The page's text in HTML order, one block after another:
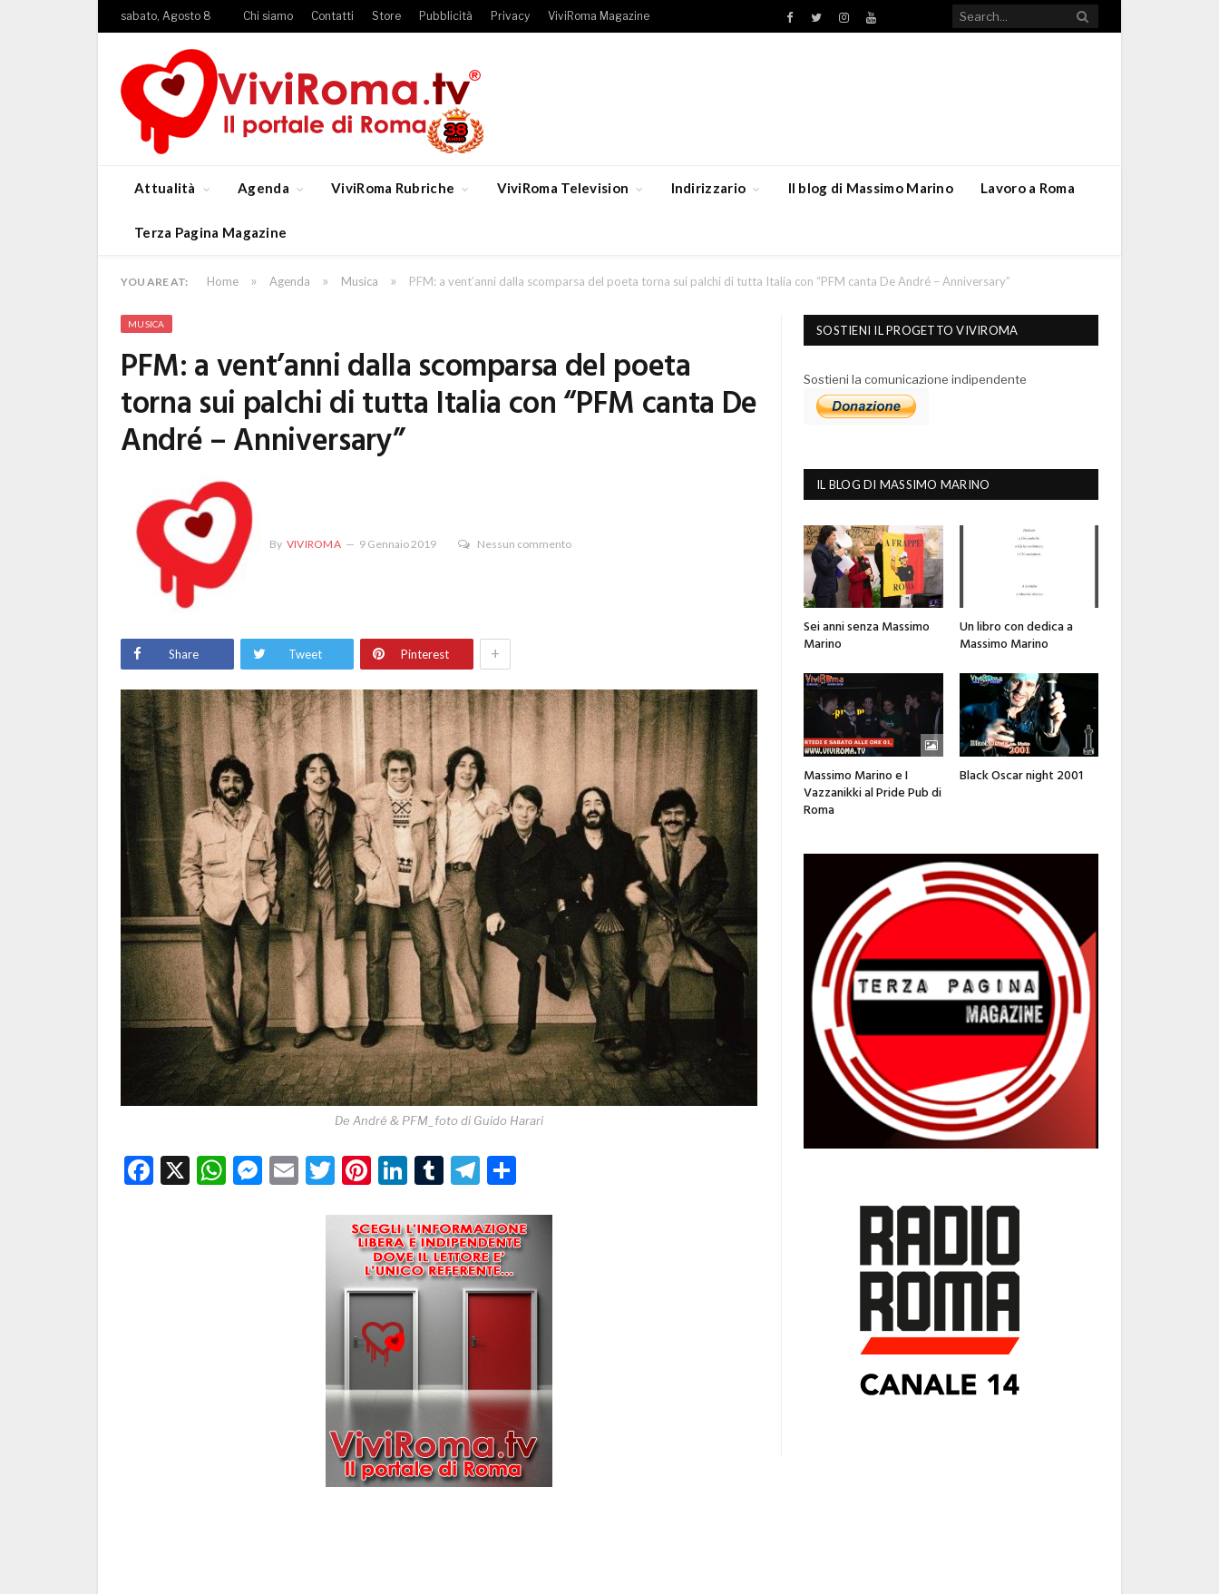
sabato, Agosto 8 Chi siamo Contatti Store Pubblicità Privacy ViviRoma Magazine Facebook
TwitterInstagramYouTube
Attualità Agenda ViviRoma Rubriche ViviRoma Television Indirizzario Il blog di Massimo Marino Lavoro a Roma
Terza Pagina Magazine
YOU ARE AT: Home » Agenda » Musica » PFM: a vent’anni dalla scomparsa del poeta torna sui palchi di tutta Italia con “PFM canta De André – Anniversary”
MUSICA
PFM: a vent’anni dalla scomparsa del poeta
torna sui palchi di tutta Italia con “PFM canta De
André – Anniversary”
By VIVIROMA 9 Gennaio 2019 Nessun commento
Share Tweet Pinterest +
De André & PFM_foto di Guido Harari
Facebook
X WhatsApp
Messenger
EmailTwitter
Pinterest
LinkedIn
TumblrTelegram
SOSTIENI IL PROGETTO VIVIROMA
Sostieni la comunicazione indipendente
IL BLOG DI MASSIMO MARINO
Sei anni senza Massimo
Marino
Un libro con dedica a
Massimo Marino
Massimo Marino e I
Vazzanikki al Pride Pub di
Roma
Black Oscar night 2001